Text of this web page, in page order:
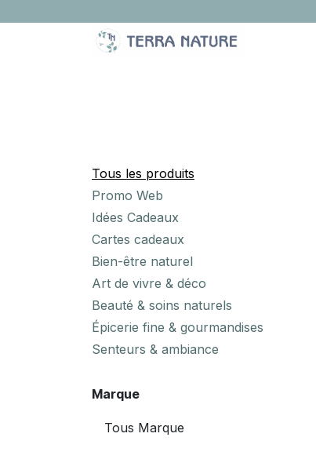
Tous les produits
Promo Web
Idées‎ Cadeaux‎
Cartes cadeaux
Bien-être naturel
Art de vivre & déco
Beauté & soins naturels
Épicerie fine & gourmandises
Senteurs & ambiance
Marque